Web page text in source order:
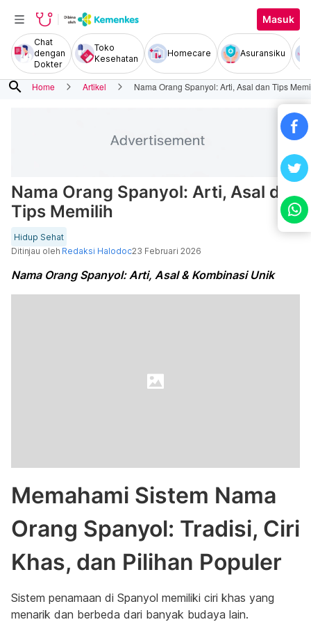
Masuk
Chat
dengan
Dokter
Toko
Kesehatan
Homecare Asuransiku
search Home Artikel Nama Orang Spanyol: Arti, Asal dan Tips
Nama Orang Spanyol: Arti, Asal dan
Tips Memilih
Hidup Sehat
Ditinjau oleh Redaksi Halodoc23 Februari 2026
Nama Orang Spanyol: Arti, Asal & Kombinasi Unik
Memahami Sistem Nama
Orang Spanyol: Tradisi, Ciri
Khas, dan Pilihan Populer
Sistem penamaan di Spanyol memiliki ciri khas yang
menarik dan berbeda dari banyak budaya lain.